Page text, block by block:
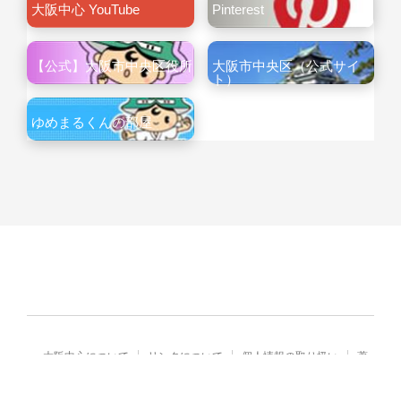
大阪中心 YouTube Pinterest
【公式】大阪市中央区役所
大阪市中央区（公式サイ
ト）
ゆめまるくんの部屋
大阪中心について リンクについて 個人情報の取り扱い
著